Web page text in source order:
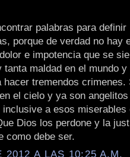
palabras para
porque de verdad no hay
e impotencia que se
tanta maldad en el mundo
hacer tremendos crimenes.
el cielo y ya son
a esos miserables
Dios los perdone y la
como debe ser.
2012 A LAS 10:25 A.M.